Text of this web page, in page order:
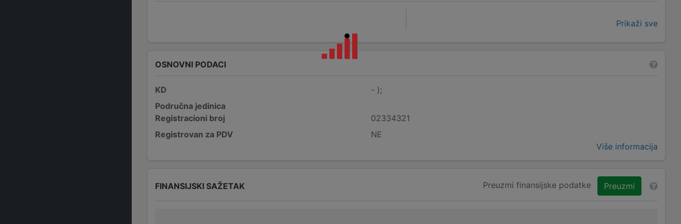
Prikaži sve
OSNOVNI PODACI
KD
- );
Područna jedinica
Registracioni broj
02334321
Registrovan za PDV
NE
Više informacija
FINANSIJSKI SAŽETAK Preuzmi finansijske podatke Preuzmi